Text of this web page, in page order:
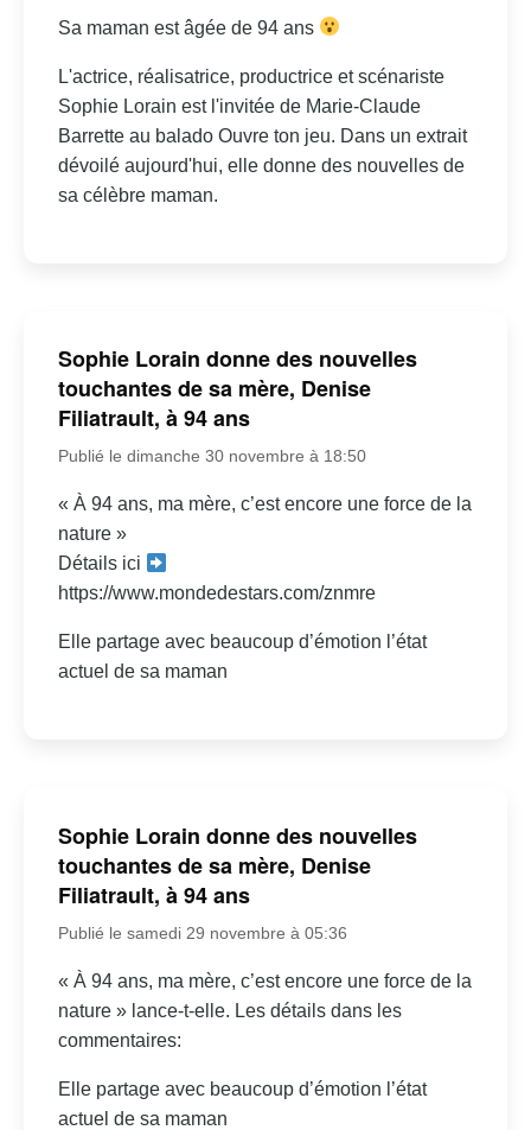
Sa maman est âgée de 94 ans
L'actrice, réalisatrice, productrice et scénariste
Sophie Lorain est l'invitée de Marie-Claude
Barrette au balado Ouvre ton jeu. Dans un extrait
dévoilé aujourd'hui, elle donne des nouvelles de
sa célèbre maman.
Sophie Lorain donne des nouvelles
touchantes de sa mère, Denise
Filiatrault, à 94 ans
Publié le dimanche 30 novembre à 18:50
« À 94 ans, ma mère, c’est encore une force de la
nature »
Détails ici
https://www.mondedestars.com/znmre
Elle partage avec beaucoup d’émotion l’état
actuel de sa maman
Sophie Lorain donne des nouvelles
touchantes de sa mère, Denise
Filiatrault, à 94 ans
Publié le samedi 29 novembre à 05:36
« À 94 ans, ma mère, c’est encore une force de la
nature » lance-t-elle. Les détails dans les
commentaires:
Elle partage avec beaucoup d’émotion l’état
actuel de sa maman